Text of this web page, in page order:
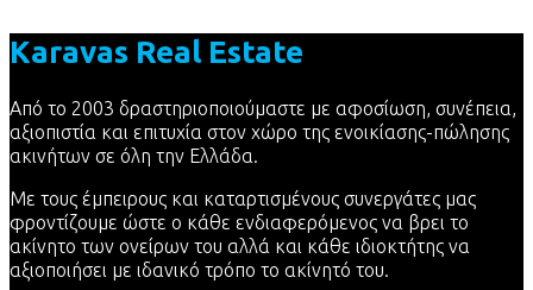
Karavas Real Estate
Από το 2003 δραστηριοποιούμαστε με αφοσίωση, συνέπεια,
αξιοπιστία και επιτυχία στον χώρο της ενοικίασης-πώλησης
ακινήτων σε όλη την Ελλάδα.
Με τους έμπειρους και καταρτισμένους συνεργάτες μας
φροντίζουμε ώστε ο κάθε ενδιαφερόμενος να βρει το
ακίνητο των ονείρων του αλλά και κάθε ιδιοκτήτης να
αξιοποιήσει με ιδανικό τρόπο το ακίνητό του.